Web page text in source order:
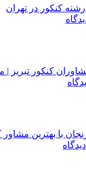
کنکور در تهران
کنکور تبریز | معرفی 5
با بهترین مشاور